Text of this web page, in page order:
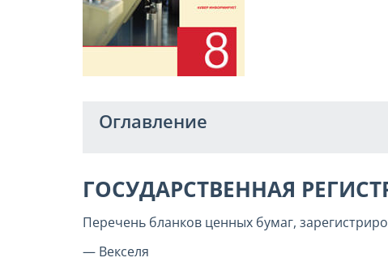
Оглавление
ГОСУДАРСТВЕННАЯ
Перечень бланков ценных бумаг,
— Векселя